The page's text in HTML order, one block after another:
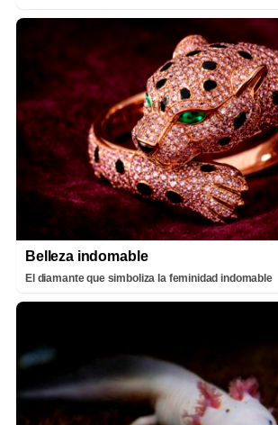
Belleza indomable
El diamante que simboliza la feminidad indomable